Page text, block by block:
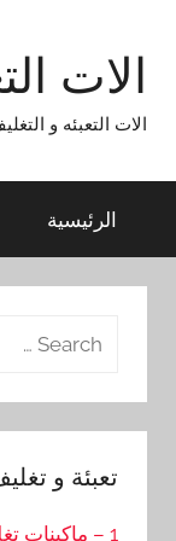
contentالات
الات التعبئه و التغليف ،
الرئيسية
Search
تعبئة و
1 – ماكينات تغليف بالفاكيوم